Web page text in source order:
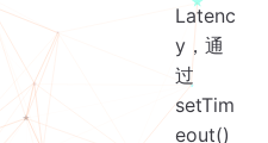
Latenc
y，通
过
setTim
eout()